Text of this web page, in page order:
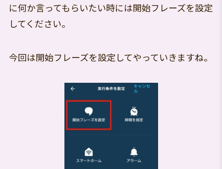
に何か言ってもらいたい時には開始フレーズを設定
してください。
今回は開始フレーズを設定してやっていきますね。